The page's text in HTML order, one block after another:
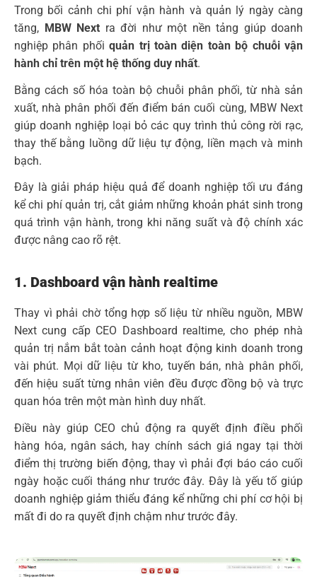
Trong bối cảnh chi phí vận hành và quản lý ngày càng
tăng, MBW Next ra đời như một nền tảng giúp doanh
nghiệp phân phốiquản trị toàn diện toàn bộ chuỗi vận
hành chỉ trên một hệ thống duy nhất.
Bằng cách số hóa toàn bộ chuỗi phân phối, từ nhà sản
xuất, nhà phân phối đến điểm bán cuối cùng, MBW Next
giúp doanh nghiệp loại bỏ các quy trình thủ công rời rạc,
thay thế bằng luồng dữ liệu tự động, liền mạch và minh
bạch.
Đây là giải pháp hiệu quả để doanh nghiệp tối ưu đáng
kể chi phí quản trị, cắt giảm những khoản phát sinh trong
quá trình vận hành, trong khi năng suất và độ chính xác
được nâng cao rõ rệt.
1. Dashboard vận hành realtime
Thay vì phải chờ tổng hợp số liệu từ nhiều nguồn, MBW
Next cung cấp CEO Dashboard realtime, cho phép nhà
quản trị nắm bắt toàn cảnh hoạt động kinh doanh trong
vài phút. Mọi dữ liệu từ kho, tuyến bán, nhà phân phối,
đến hiệu suất từng nhân viên đều được đồng bộ và trực
quan hóa trên một màn hình duy nhất.
Điều này giúp CEO chủ động ra quyết định điều phối
hàng hóa, ngân sách, hay chính sách giá ngay tại thời
điểm thị trường biến động, thay vì phải đợi báo cáo cuối
ngày hoặc cuối tháng như trước đây. Đây là yếu tố giúp
doanh nghiệp giảm thiểu đáng kể những chi phí cơ hội bị
mất đi do ra quyết định chậm như trước đây.